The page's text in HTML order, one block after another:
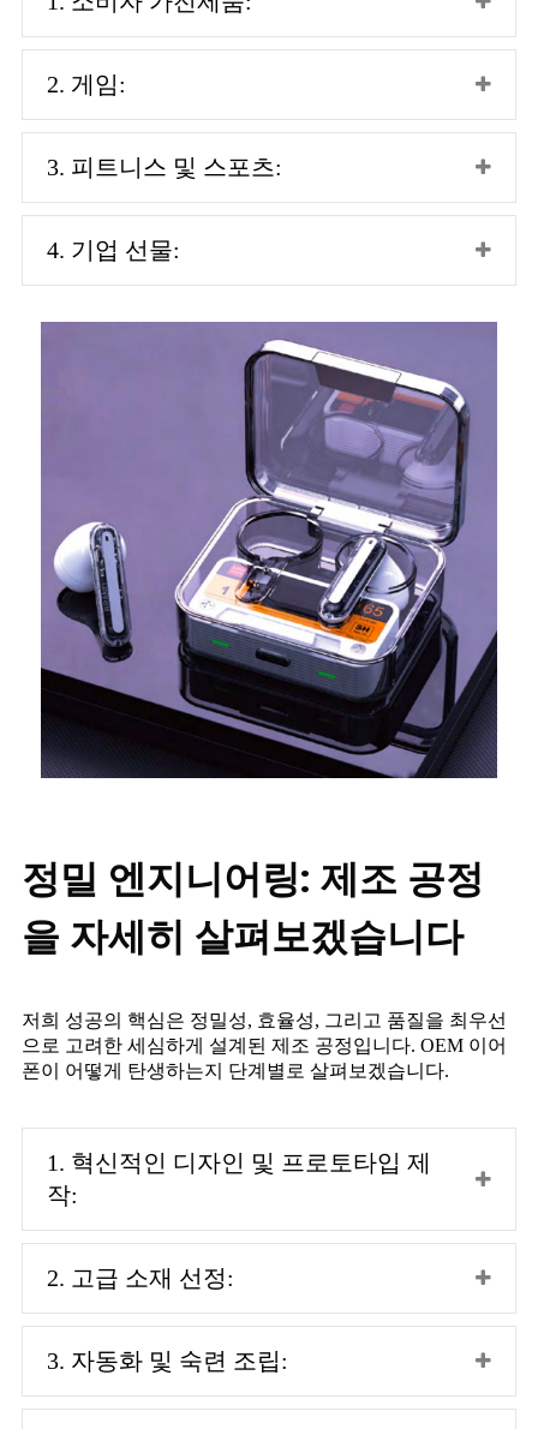
2. 게임:
3. 피트니스 및 스포츠:
4. 기업 선물:
정밀 엔지니어링: 제조 공정
을 자세히 살펴보겠습니다
저희 성공의 핵심은 정밀성, 효율성, 그리고 품질을 최우선
으로 고려한 세심하게 설계된 제조 공정입니다. OEM 이어
폰이 어떻게 탄생하는지 단계별로 살펴보겠습니다.
1. 혁신적인 디자인 및 프로토타입 제
작:
2. 고급 소재 선정:
3. 자동화 및 숙련 조립: